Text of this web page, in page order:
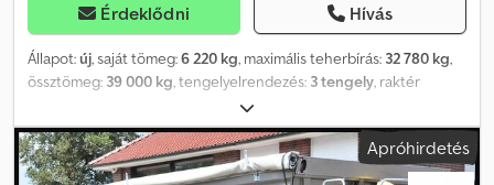
Érdeklődni Hívás
Állapot:új, saját tömeg:6 220 kg, maximális teherbírás: 32 780 kg,
össztömeg: 39 000 kg, tengelyelrendezés: 3 tengely, raktér
, rakodótér szélesség:
raktérmagasság:1 550 mm, rakodótér térfogata:29 m³, teljes
hossz:7 400 mm, felfüggesztés:levegő, abroncs méret:385/65
22,5, gumiabroncs állapota:100 százalék, szín:szürke , első gumi
Apróhirdetés